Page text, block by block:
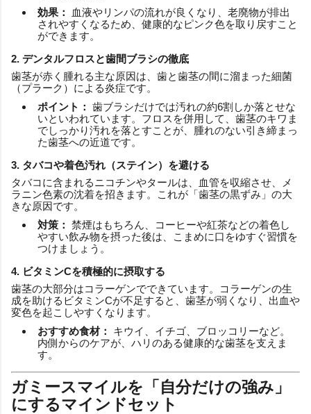
効果：
血液やリンパの流れが良くなり、老廃物が排出
されやすくなるため、健康的なピンク色を取り戻すこと
ができます。
2. デンタルフロスと歯間ブラシの徹底
歯茎が赤く腫れる主な原因は、歯と歯茎の間に溜まった細菌
（プラーク）による炎症です。
ポイント： 歯ブラシだけでは汚れの約6割しか落とせな
いといわれています。フロスを併用して、歯茎のキワま
でしっかり汚れを落とすことが、腫れのない引き締まっ
た歯茎への近道です。
3. タバコや着色汚れ（ステイン）を避ける
タバコに含まれるニコチンやタールは、血管を収縮させ、メ
ラニン色素の沈着を招きます。これが「歯茎の黒ずみ」の大
きな原因です。
対策： 禁煙はもちろん、コーヒーや紅茶などの着色し
やすい飲み物を摂った後は、こまめに口をゆすぐ習慣を
つけましょう。
4. ビタミンCを積極的に摂取する
歯茎の大部分はコラーゲンでできています。コラーゲンの生
成を助けるビタミンCが不足すると、歯茎が弱くなり、出血や
変色を起こしやすくなります。
おすすめ食材：
キウイ、イチゴ、ブロッコリーなど。
内側からのケアが、ハリのある健康的な歯茎を支えま
す。
ガミースマイルを「自分だけの強み」
にするマインドセット